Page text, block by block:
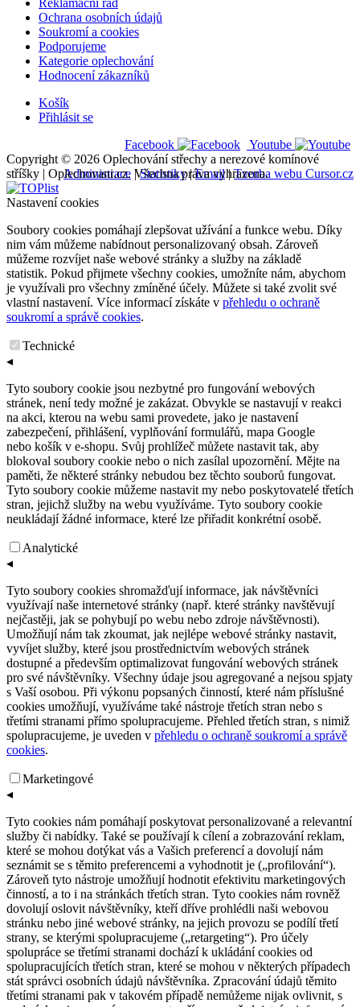
Reklamační řád
Ochrana osobních údajů
Soukromí a cookies
Podporujeme
Kategorie oplechování
Hodnocení zákazníků
Košík
Přihlásit se
Facebook
Youtube
Copyright © 2026 Oplechování střechy a nerezové komínové
stříšky | Oplechovani.cz. Všechna práva vyhrazena.
Administrace |Statistiky|Email|Tvorba webu Cursor.cz
Nastavení cookies
Soubory cookies pomáhají zlepšovat užívání a funkce webu. Díky
nim vám můžeme nabídnout personalizovaný obsah. Zároveň
můžeme rozvíjet naše webové stránky a služby na základě
statistik. Pokud přijmete všechny cookies, umožníte nám, abychom
je využívali pro všechny zmíněné účely. Můžete si také zvolit své
vlastní nastavení. Více informací získáte v přehledu o ochraně
soukromí a správě cookies.
Technické
◂
Tyto soubory cookie jsou nezbytné pro fungování webových
stránek, není tedy možné je zakázat. Obvykle se nastavují v reakci
na akci, kterou na webu sami provedete, jako je nastavení
zabezpečení, přihlášení, vyplňování formulářů, mapa Google
nebo košík v e-shopu. Svůj prohlížeč můžete nastavit tak, aby
blokoval soubory cookie nebo o nich zasílal upozornění. Mějte na
paměti, že některé stránky nebudou bez těchto souborů fungovat.
Tyto soubory cookie můžeme nastavit my nebo poskytovatelé třetích
stran, jejichž služby na webu využíváme. Tyto soubory cookie
neukládají žádné informace, které lze přiřadit konkrétní osobě.
Analytické
◂
Tyto soubory cookies shromažďují informace, jak návštěvníci
využívají naše internetové stránky (např. které stránky navštěvují
nejčastěji, jak se pohybují po webu nebo zdroje návštěvnosti).
Umožňují nám tak zkoumat, jak nejlépe webové stránky nastavit,
vyvíjet služby, které jsou prostřednictvím webových stránek
dostupné a především optimalizovat fungování webových stránek
pro své návštěvníky. Všechny údaje jsou agregované a nejsou spjaty
s Vaší osobou. Při výkonu popsaných činností, které nám příslušné
cookies umožňují, využíváme také nástroje třetích stran nebo s
třetími stranami přímo spolupracujeme. Přehled třetích stran, s nimiž
spolupracujeme, je uveden v přehledu o ochraně soukromí a správě
cookies.
Marketingové
◂
Tyto cookies nám pomáhají poskytovat personalizované a relevantní
služby či nabídky. Také se používají k cílení a zobrazování reklam,
které se mohou dotýkat vás a Vašich preferencí a dovolují nám
seznámit se s těmito preferencemi a vyhodnotit je („profilování“).
Zároveň tyto nástroje umožňují hodnotit efektivitu marketingových
činností, a to i na stránkách třetích stran. Tyto cookies nám rovněž
dovolují oslovit návštěvníky, kteří dříve prohlédli naši webovou
stránku nebo jiné webové stránky, na jejich provozu se podílí třetí
strany, se kterými spolupracujeme („retargeting“). Pro účely
spolupráce se třetími stranami dochází k ukládání cookies od
spolupracujících třetích stran, které se mohou v některých případech
stát správci osobních údajů návštěvníka. Zpracování údajů těmito
třetími stranami pak v takovém případě nemůžeme nijak ovlivnit, s